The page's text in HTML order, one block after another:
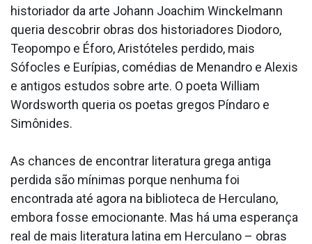
historiador da arte Johann Joachim Winckelmann
queria descobrir obras dos historiadores Diodoro,
Teopompo e Éforo, Aristóteles perdido, mais
Sófocles e Eurípias, comédias de Menandro e Alexis
e antigos estudos sobre arte. O poeta William
Wordsworth queria os poetas gregos Píndaro e
Simônides.
As chances de encontrar literatura grega antiga
perdida são mínimas porque nenhuma foi
encontrada até agora na biblioteca de Herculano,
embora fosse emocionante. Mas há uma esperança
real de mais literatura latina em Herculano – obras